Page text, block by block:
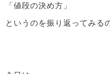
「値段の決め方」
というのを振り返ってみる